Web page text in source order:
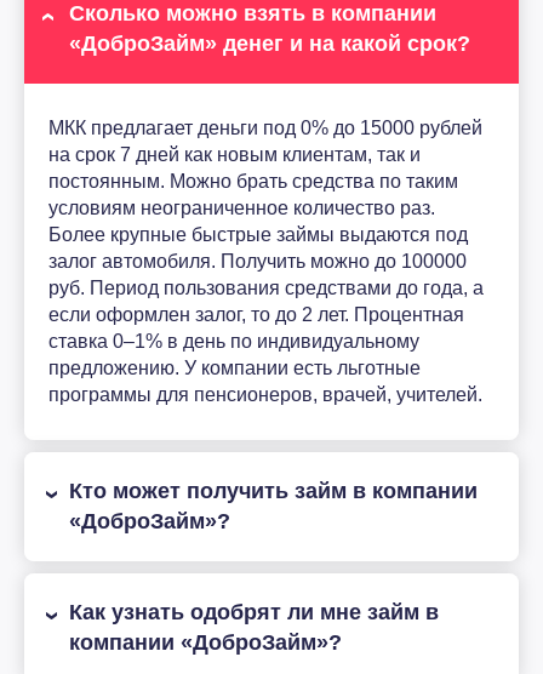
Сколько можно взять в компании
«ДоброЗайм» денег и на какой срок?
МКК предлагает деньги под 0% до 15000 рублей
на срок 7 дней как новым клиентам, так и
постоянным. Можно брать средства по таким
условиям неограниченное количество раз.
Более крупные быстрые займы выдаются под
залог автомобиля. Получить можно до 100000
руб. Период пользования средствами до года, а
если оформлен залог, то до 2 лет. Процентная
ставка 0–1% в день по индивидуальному
предложению. У компании есть льготные
программы для пенсионеров, врачей, учителей.
Кто может получить займ в компании
«ДоброЗайм»?
Как узнать одобрят ли мне займ в
компании «ДоброЗайм»?